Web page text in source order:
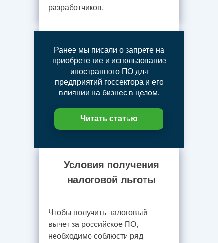
разработчиков.
Ранее мы писали о запрете на
приобретение и использование
иностранного ПО для
предприятий госсектора и его
влиянии на бизнес в целом.
Читать статью
Чтобы получить налоговый
вычет за российское ПО,
необходимо соблюсти ряд
Условия получения
налоговой льготы